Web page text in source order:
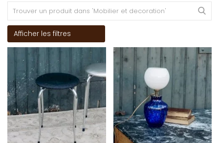
Afficher les filtres